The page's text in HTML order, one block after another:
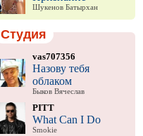
Шукенов Батырхан
Студия
vas707356
Назову тебя
облаком
Быков Вячеслав
PITT
What Can I Do
Smokie